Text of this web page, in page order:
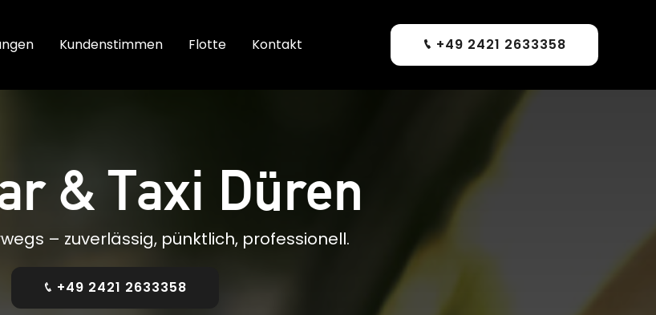
Kundenstimmen Flotte Kontakt +49 2421 2633358
& Taxi Düren
– zuverlässig, pünktlich, professionell.
+49 2421 2633358